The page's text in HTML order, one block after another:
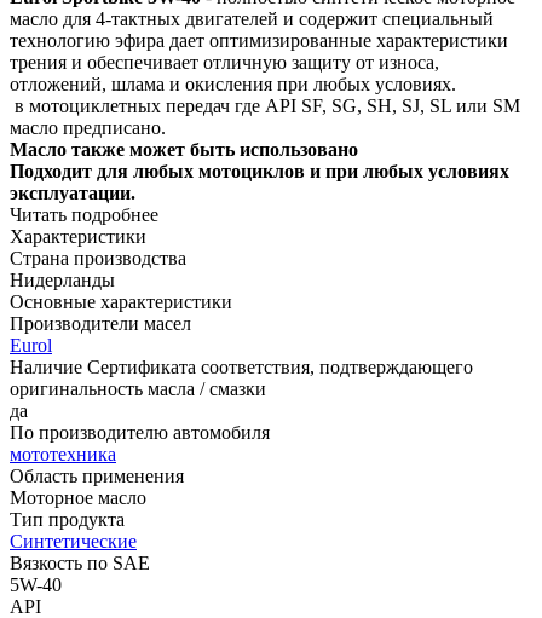
масло для 4-тактных двигателей и содержит специальный
технологию эфира дает оптимизированные характеристики
трения и обеспечивает отличную защиту от износа,
отложений, шлама и окисления при любых условиях.
в мотоциклетных передач где API SF, SG, SH, SJ, SL или SM
масло предписано.
Масло также может быть использовано
Подходит для любых мотоциклов и при любых условиях
эксплуатации.
Читать подробнее
Характеристики
Страна производства
Нидерланды
Основные характеристики
Производители масел
Eurol
Наличие Сертификата соответствия, подтверждающего
оригинальность масла / смазки
да
По производителю автомобиля
мототехника
Область применения
Моторное масло
Тип продукта
Синтетические
Вязкость по SAE
5W-40
API